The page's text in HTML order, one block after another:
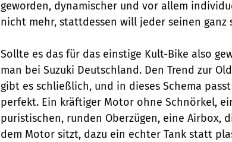
geworden, dynamischer und vor allem
nicht mehr, stattdessen will jeder seinen ganz
Sollte es das für das einstige Kult-Bike also
man bei Suzuki Deutschland. Den Trend zur
gibt es schließlich, und in dieses Schema
perfekt. Ein kräftiger Motor ohne Schnörkel,
puristischen, runden Oberzügen, eine Airbox,
dem Motor sitzt, dazu ein echter Tank statt